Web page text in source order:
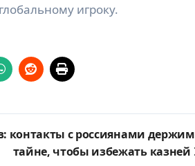
игроку.
контакты с россиянами
тайне, чтобы избежать казней